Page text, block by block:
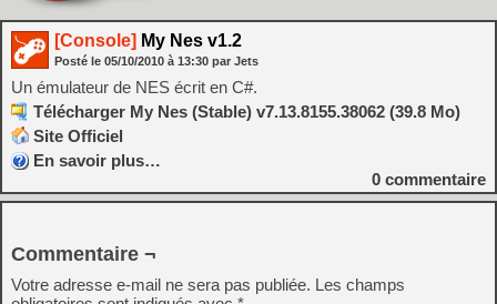
[Console] My Nes v1.2
Posté le 05/10/2010 à 13:30 par Jets
Un émulateur de NES écrit en C#.
Télécharger My Nes (Stable) v7.13.8155.38062 (39.8 Mo)
Site Officiel
En savoir plus…
0 commentaire
Commentaire ¬
Votre adresse e-mail ne sera pas publiée. Les champs